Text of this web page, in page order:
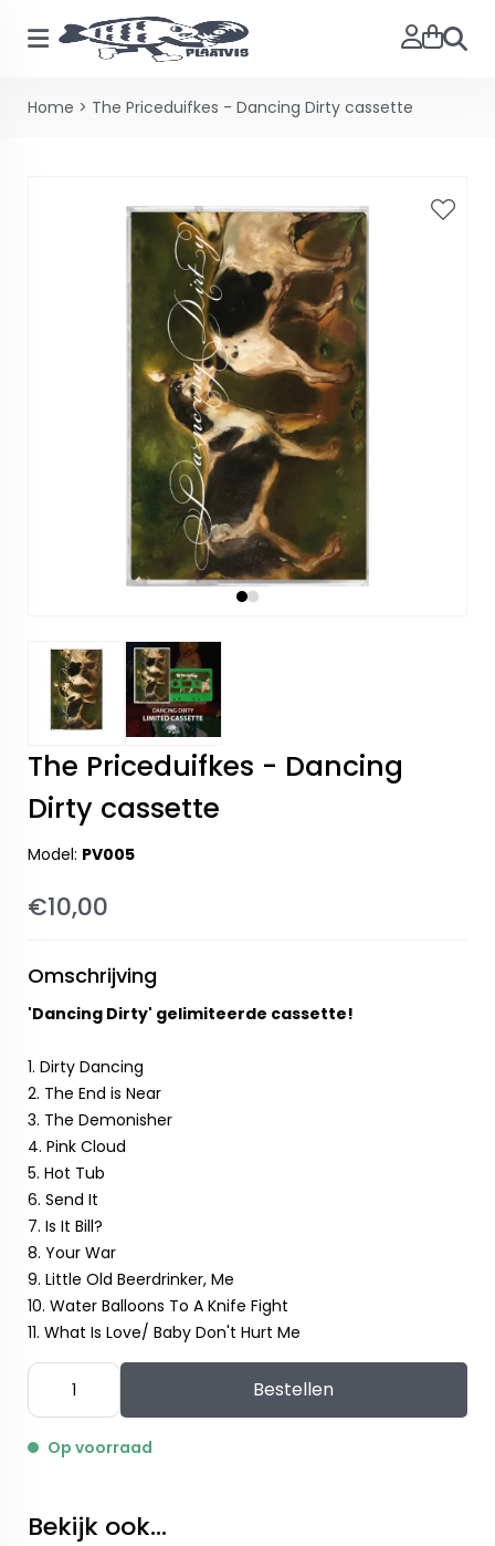
Home > The Priceduifkes - Dancing Dirty cassette
The Priceduifkes - Dancing
Dirty cassette
Model: PV005
€10,00
Omschrijving
'Dancing Dirty' gelimiteerde cassette!
1. Dirty Dancing
2. The End is Near
3. The Demonisher
4. Pink Cloud
5. Hot Tub
6. Send It
7. Is It Bill?
8. Your War
9. Little Old Beerdrinker, Me
10. Water Balloons To A Knife Fight
11. What Is Love/ Baby Don't Hurt Me
Bestellen
Op voorraad
Bekijk ook...